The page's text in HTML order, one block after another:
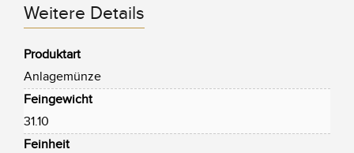
Weitere Details
Produktart
Anlagemünze
Feingewicht
31.10
Feinheit